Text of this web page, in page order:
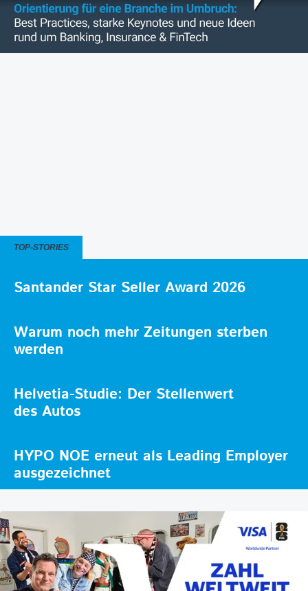
TOP-STORIES
Santander Star Seller Award 2026
Warum noch mehr Zeitungen sterben
werden
Helvetia-Studie: Der Stellenwert
des Autos
HYPO NOE erneut als Leading Employer
ausgezeichnet